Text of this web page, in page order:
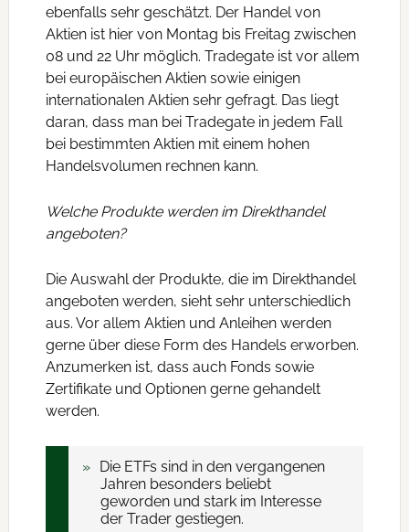
ebenfalls sehr geschätzt. Der Handel von
Aktien ist hier von Montag bis Freitag zwischen
08 und 22 Uhr möglich. Tradegate ist vor allem
bei europäischen Aktien sowie einigen
internationalen Aktien sehr gefragt. Das liegt
daran, dass man bei Tradegate in jedem Fall
bei bestimmten Aktien mit einem hohen
Handelsvolumen rechnen kann.
Welche Produkte werden im Direkthandel
angeboten?
Die Auswahl der Produkte, die im Direkthandel
angeboten werden, sieht sehr unterschiedlich
aus. Vor allem Aktien und Anleihen werden
gerne über diese Form des Handels erworben.
Anzumerken ist, dass auch Fonds sowie
Zertifikate und Optionen gerne gehandelt
werden.
Die ETFs sind in den vergangenen
Jahren besonders beliebt
geworden und stark im Interesse
der Trader gestiegen.